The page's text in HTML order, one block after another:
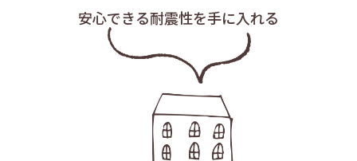
安心できる耐震性を手に入れる